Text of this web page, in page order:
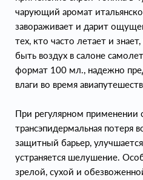
чарующий аромат
завораживает и дарит
тех, кто часто летает и
быть воздух в салоне
формат 100 мл., надежно
влаги во время
При регулярном применении
трансэпидермальная потеря
защитный барьер,
устраняется шелушение.
зрелой, сухой и